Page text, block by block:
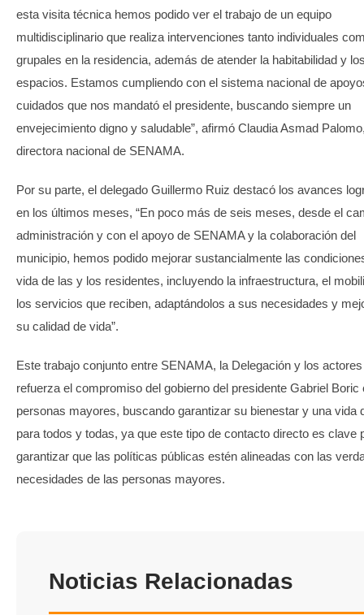
esta visita técnica hemos podido ver el trabajo de un equipo
multidisciplinario que realiza intervenciones tanto individuales
grupales en la residencia, además de atender la habitabilidad y
espacios. Estamos cumpliendo con el sistema nacional de
cuidados que nos mandató el presidente, buscando siempre un
envejecimiento digno y saludable”, afirmó Claudia Asmad
directora nacional de SENAMA.
Por su parte, el delegado Guillermo Ruiz destacó los avances
en los últimos meses, “En poco más de seis meses, desde el
administración y con el apoyo de SENAMA y la colaboración del
municipio, hemos podido mejorar sustancialmente las
vida de las y los residentes, incluyendo la infraestructura, el
los servicios que reciben, adaptándolos a sus necesidades y
su calidad de vida”.
Este trabajo conjunto entre SENAMA, la Delegación y los
refuerza el compromiso del gobierno del presidente Gabriel Boric
personas mayores, buscando garantizar su bienestar y una vida
para todos y todas, ya que este tipo de contacto directo es clave
garantizar que las políticas públicas estén alineadas con las
necesidades de las personas mayores.
Noticias Relacionadas